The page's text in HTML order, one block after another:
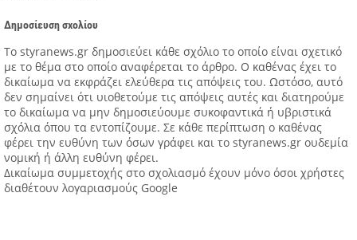
Δημοσίευση σχολίου
Tο styranews.gr δημοσιεύει κάθε σχόλιο το οποίο είναι σχετικό
με το θέμα στο οποίο αναφέρεται το άρθρο. Ο καθένας έχει το
δικαίωμα να εκφράζει ελεύθερα τις απόψεις του. Ωστόσο, αυτό
δεν σημαίνει ότι υιοθετούμε τις απόψεις αυτές και διατηρούμε
το δικαίωμα να μην δημοσιεύουμε συκοφαντικά ή υβριστικά
σχόλια όπου τα εντοπίζουμε. Σε κάθε περίπτωση ο καθένας
φέρει την ευθύνη των όσων γράφει και το styranews.gr ουδεμία
νομική ή άλλη ευθύνη φέρει.
Δικαίωμα συμμετοχής στο σχολιασμό έχουν μόνο όσοι χρήστες
διαθέτουν λογαριασμούς Google